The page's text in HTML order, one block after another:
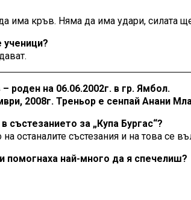
има кръв. Няма да има удари, силата
роден на 06.06.2002г. в гр. Ямбол.
2008г. Треньор е сенпай Анани
за „Купа Бургас“?
останалите състезания и на това се
помогнаха най-много да я спечелиш?